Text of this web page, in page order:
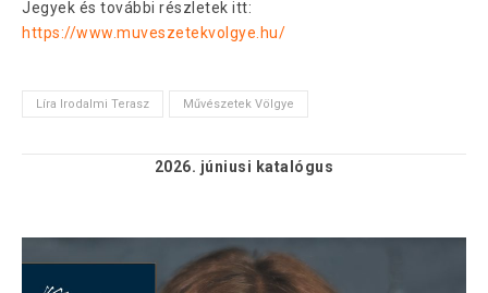
Jegyek és további részletek itt:
https://www.muveszetekvolgye.hu/
Líra Irodalmi Terasz Művészetek Völgye
2026. júniusi katalógus